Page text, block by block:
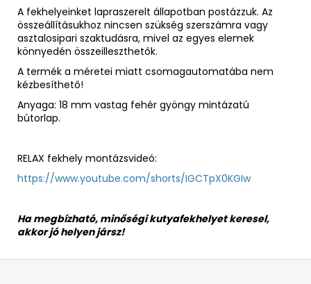
A fekhelyeinket lapraszerelt állapotban postázzuk. Az
összeállításukhoz nincsen szükség szerszámra vagy
asztalosipari szaktudásra, mivel az egyes elemek
könnyedén összeilleszthetők.
A termék a méretei miatt csomagautomatába nem
kézbesíthető!
Anyaga: 18 mm vastag fehér gyöngy mintázatú
bútorlap.
RELAX fekhely montázsvideó:
https://www.youtube.com/shorts/IGCTpX0KGIw
Ha megbízható, minőségi kutyafekhelyet keresel,
akkor jó helyen jársz!